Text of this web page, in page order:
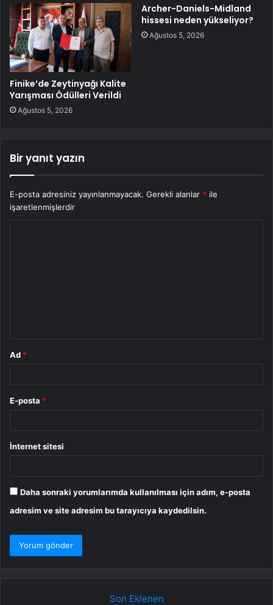
Finike’de Zeytinyağı Kalite
Yarışması Ödülleri Verildi
Ağustos 5, 2026
Archer-Daniels-Midland
hissesi neden yükseliyor?
Ağustos 5, 2026
Bir yanıt yazın
E-posta adresiniz yayınlanmayacak. Gerekli alanlar * ile
işaretlenmişlerdir
Ad *
E-posta *
İnternet sitesi
Daha sonraki yorumlarımda kullanılması için adım, e-posta
adresim ve site adresim bu tarayıcıya kaydedilsin.
Son Eklenen